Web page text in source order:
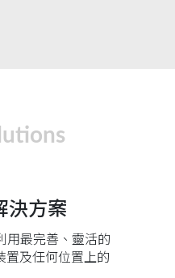
決方案
用最完善、靈活的
置及任何位置上的